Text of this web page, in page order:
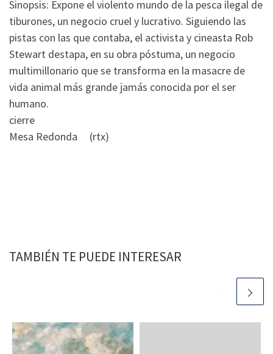
Sinopsis: Expone el violento mundo de la pesca ilegal de
tiburones, un negocio cruel y lucrativo. Siguiendo las
pistas con las que contaba, el activista y cineasta Rob
Stewart destapa, en su obra póstuma, un negocio
multimillonario que se transforma en la masacre de
vida animal más grande jamás conocida por el ser
humano.
cierre
Mesa Redonda (rtx)
TAMBIÉN TE PUEDE INTERESAR